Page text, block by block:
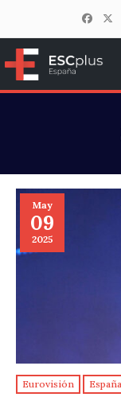
May
09
2025
Eurovisión España